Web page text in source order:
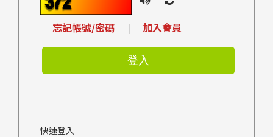
忘記帳號/密碼 | 加入會員
快速登入